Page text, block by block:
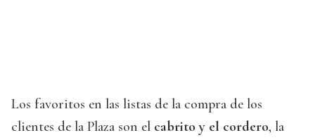
Los favoritos en las listas de la compra de los
clientes de la Plaza son el cabrito y el cordero, la